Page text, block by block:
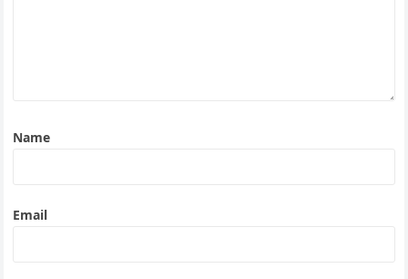
Name
Email